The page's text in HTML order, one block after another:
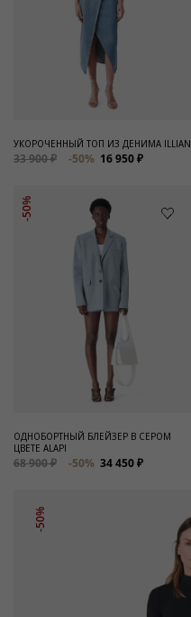
УКОРОЧЕННЫЙ ТОП ИЗ ДЕНИМА ILLIAN
33 900 ₽ -50% 16 950 ₽
-50%
ОДНОБОРТНЫЙ БЛЕЙЗЕР В СЕРОМ
ЦВЕТЕ ALAPI
68 900 ₽ -50% 34 450 ₽
-50%